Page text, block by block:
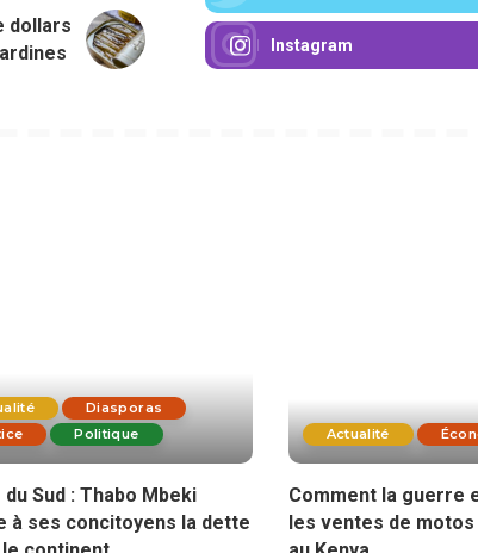
dollars
Instagram
Diasporas
Politique
Sud : Thabo Mbeki
à ses concitoyens la dette
Actualité
Comment la guerre
les ventes de